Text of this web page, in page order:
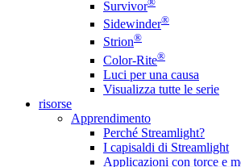
Survivor
Sidewinder®
Strion®
Color-Rite®
Luci per una causa
Visualizza tutte le serie
risorse
Apprendimento
Perché Streamlight?
I capisaldi di Streamlight
Applicazioni con torce e